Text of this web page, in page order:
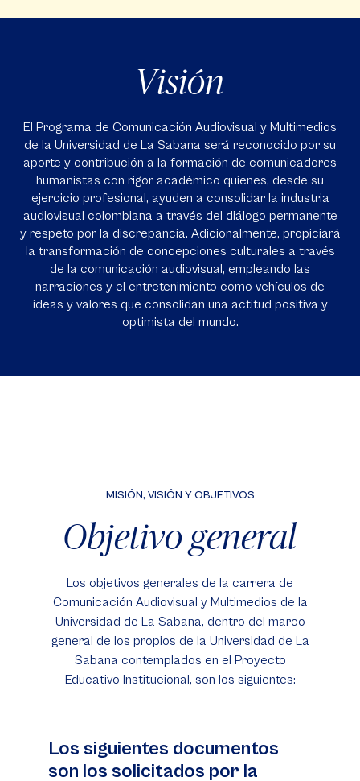
Visión
El Programa de Comunicación Audiovisual y Multimedios
de la Universidad de La Sabana será reconocido por su
aporte y contribución a la formación de comunicadores
humanistas con rigor académico quienes, desde su
ejercicio profesional, ayuden a consolidar la industria
audiovisual colombiana a través del diálogo permanente
y respeto por la discrepancia. Adicionalmente, propiciará
la transformación de concepciones culturales a través
de la comunicación audiovisual, empleando las
narraciones y el entretenimiento como vehículos de
ideas y valores que consolidan una actitud positiva y
optimista del mundo.
MISIÓN, VISIÓN Y OBJETIVOS
Objetivo general
Los objetivos generales de la carrera de
Comunicación Audiovisual y Multimedios de la
Universidad de La Sabana, dentro del marco
general de los propios de la Universidad de La
Sabana contemplados en el Proyecto
Educativo Institucional, son los siguientes:
Los siguientes documentos
son los solicitados por la